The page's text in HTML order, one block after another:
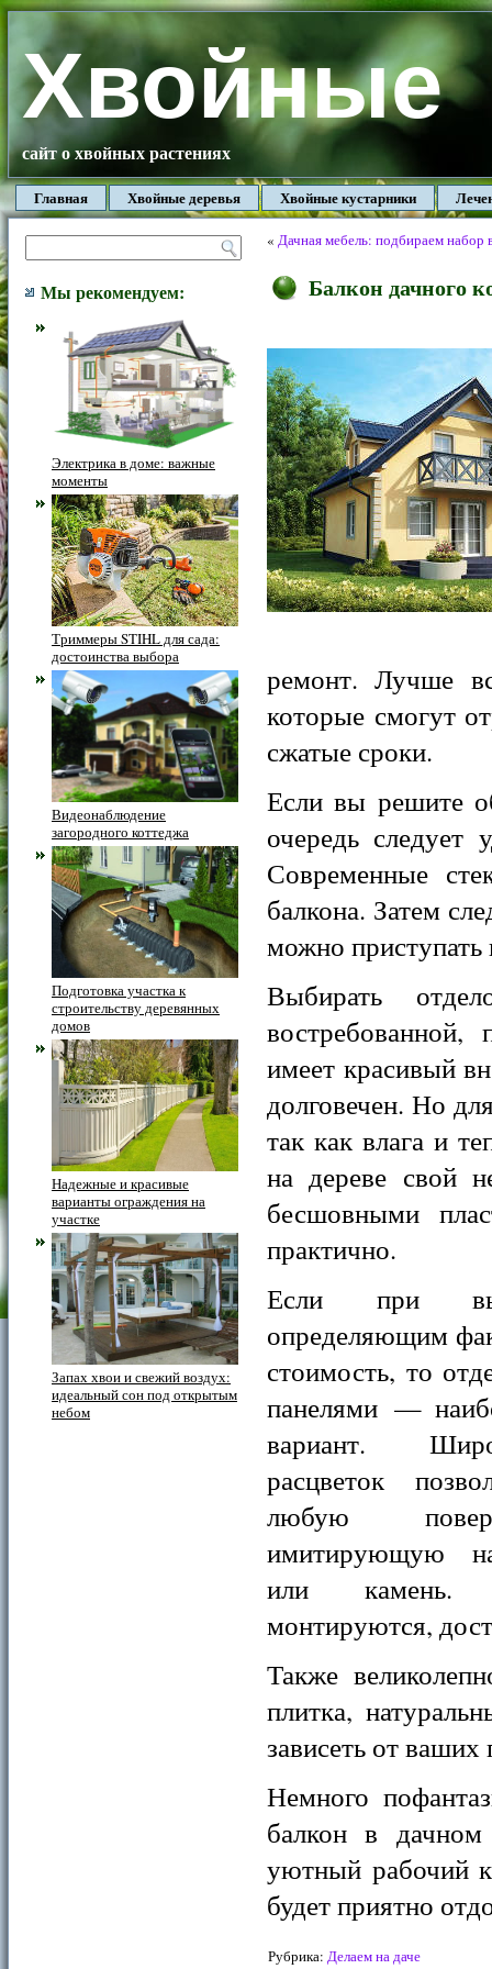
Хвойные
сайт о хвойных растениях
Главная Хвойные деревья Хвойные кустарники
Мы рекомендуем:
Электрика в доме: важные
моменты
Триммеры STIHL для сада:
достоинства выбора
Видеонаблюдение
загородного коттеджа
Подготовка участка к
строительству деревянных
домов
Надежные и красивые
варианты ограждения на
участке
Запах хвои и свежий воздух:
идеальный сон под открытым
небом
« Дачная мебель: подбираем набор
Балкон дачного
ремонт. Лучше
которые смогут
сжатые сроки.
Если вы решите
очередь следует
Современные
балкона. Затем
можно приступать
Выбирать
востребованной,
имеет красивый
долговечен. Но
так как влага и
на дереве свой
бесшовными
практично.
Если при
определяющим
стоимость, то
панелями —
вариант.
расцветок
любую
имитирующую
или камень.
монтируются,
Также
плитка,
зависеть от
Немного
балкон в дачном
уютный рабочий
будет приятно
Рубрика: Делаем на даче